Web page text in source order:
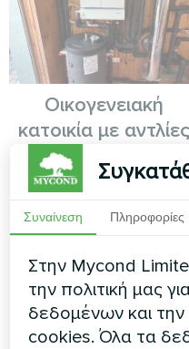
Οικογενειακή
κατοικία με αντλίες
θερμότητας
Split σειρά
Αντλίες θερμότητας MyCond
Split σειρά BeeSmart
Συναίνεση Πληροφορίες
Στην Mycond
την πολιτική μας
δεδομένων και την
cookies. Όλα τα